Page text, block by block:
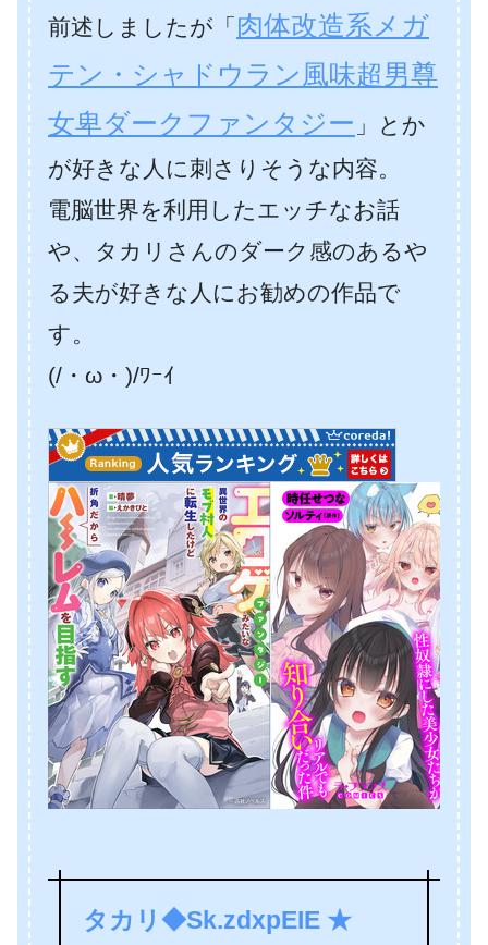
前述しましたが「 肉体改造系メガ
テン・シャドウラン風味超男尊
女卑ダークファンタジー 」とか
が好きな人に刺さりそうな内容。
電脳世界を利用したエッチなお話
や、タカリさんのダーク感のあるや
る夫が好きな人にお勧めの作品で
す。
(/・ω・)/ﾜｰｲ
タカリ◆Sk.zdxpEIE ★